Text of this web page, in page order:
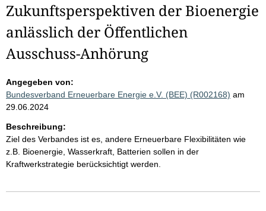
Zukunftsperspektiven der Bioenergie
anlässlich der Öffentlichen
Ausschuss-Anhörung
Angegeben von:
Bundesverband Erneuerbare Energie e.V. (BEE) (R002168) am
29.06.2024
Beschreibung:
Ziel des Verbandes ist es, andere Erneuerbare Flexibilitäten wie
z.B. Bioenergie, Wasserkraft, Batterien sollen in der
Kraftwerkstrategie berücksichtigt werden.